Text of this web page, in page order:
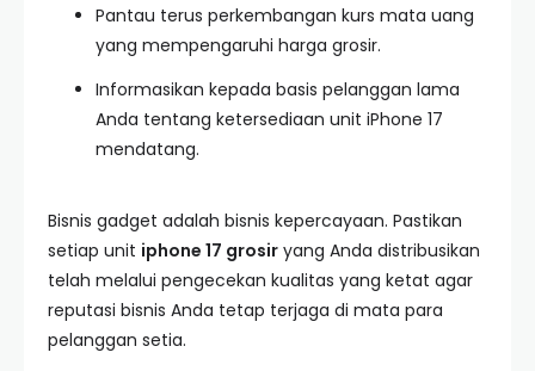
Pantau terus perkembangan kurs mata uang
yang mempengaruhi harga grosir.
Informasikan kepada basis pelanggan lama
Anda tentang ketersediaan unit iPhone 17
mendatang.
Bisnis gadget adalah bisnis kepercayaan. Pastikan
setiap unit iphone 17 grosir yang Anda distribusikan
telah melalui pengecekan kualitas yang ketat agar
reputasi bisnis Anda tetap terjaga di mata para
pelanggan setia.